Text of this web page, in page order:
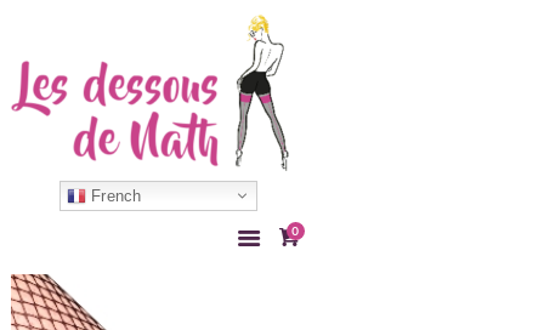
French
0
ACCUEIL
BAS